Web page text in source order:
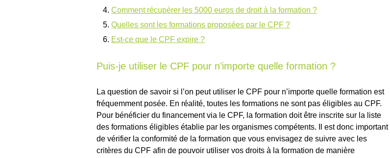
Comment récupérer les 5000 euros de droit à la formation ?
Quelles sont les formations proposées par le CPF ?
Est-ce que le CPF expire ?
Puis-je utiliser le CPF pour n’importe quelle formation ?
La question de savoir si l’on peut utiliser le CPF pour n’importe quelle formation est
fréquemment posée. En réalité, toutes les formations ne sont pas éligibles au CPF.
Pour bénéficier du financement via le CPF, la formation doit être inscrite sur la liste
des formations éligibles établie par les organismes compétents. Il est donc important
de vérifier la conformité de la formation que vous envisagez de suivre avec les
critères du CPF afin de pouvoir utiliser vos droits à la formation de manière